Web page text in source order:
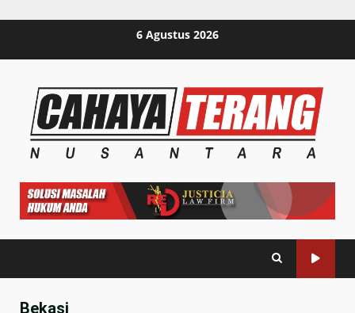
6 Agustus 2026
Bekasi